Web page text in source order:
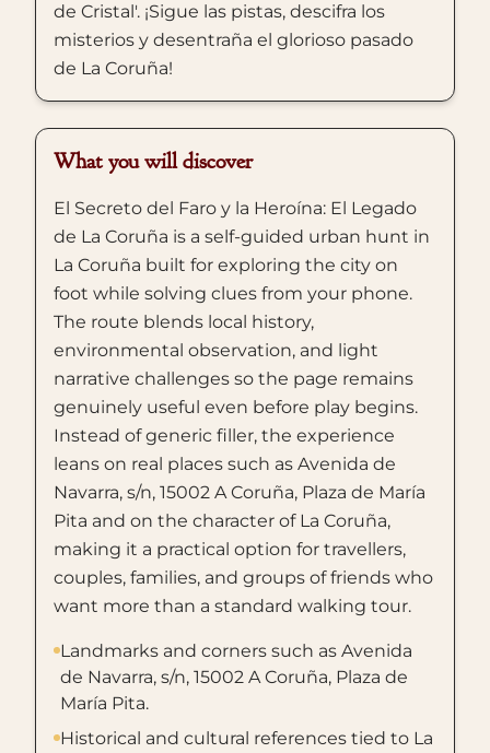
de Cristal'. ¡Sigue las pistas, descifra los
misterios y desentraña el glorioso pasado
de La Coruña!
What you will discover
El Secreto del Faro y la Heroína: El Legado
de La Coruña is a self-guided urban hunt in
La Coruña built for exploring the city on
foot while solving clues from your phone.
The route blends local history,
environmental observation, and light
narrative challenges so the page remains
genuinely useful even before play begins.
Instead of generic filler, the experience
leans on real places such as Avenida de
Navarra, s/n, 15002 A Coruña, Plaza de María
Pita and on the character of La Coruña,
making it a practical option for travellers,
couples, families, and groups of friends who
want more than a standard walking tour.
Landmarks and corners such as Avenida
de Navarra, s/n, 15002 A Coruña, Plaza de
María Pita.
Historical and cultural references tied to La